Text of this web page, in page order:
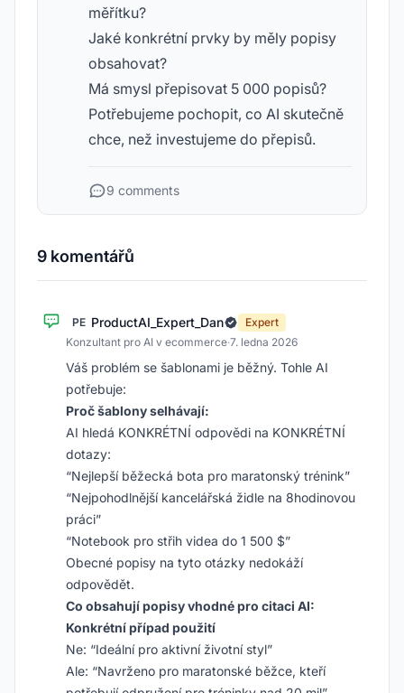
měřítku?
Jaké konkrétní prvky by měly popisy
obsahovat?
Má smysl přepisovat 5 000 popisů?
Potřebujeme pochopit, co AI skutečně
chce, než investujeme do přepisů.
9 comments
9 komentářů
PE ProductAI_Expert_Dan
Expert
Konzultant pro AI v ecommerce·7. ledna 2026
Váš problém se šablonami je běžný. Tohle AI
potřebuje:
Proč šablony selhávají:
AI hledá KONKRÉTNÍ odpovědi na KONKRÉTNÍ
dotazy:
“Nejlepší běžecká bota pro maratonský trénink”
“Nejpohodlnější kancelářská židle na 8hodinovou
práci”
“Notebook pro střih videa do 1 500 $”
Obecné popisy na tyto otázky nedokáží
odpovědět.
Co obsahují popisy vhodné pro citaci AI:
Konkrétní případ použití
Ne: “Ideální pro aktivní životní styl”
Ale: “Navrženo pro maratonské běžce, kteří